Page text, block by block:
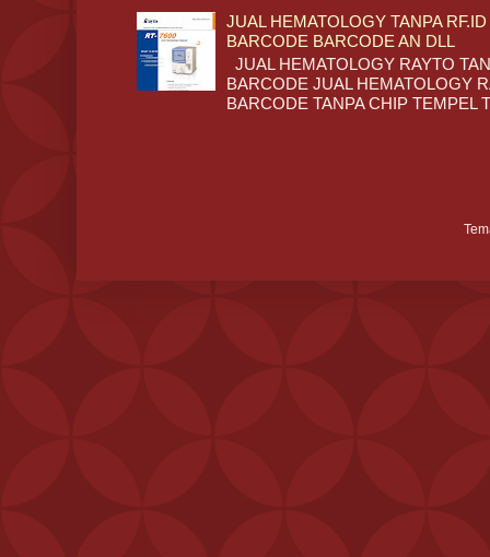
JUAL HEMATOLOGY TANPA
BARCODE BARCODE AN DLL
JUAL HEMATOLOGY RAYTO
BARCODE JUAL HEMATOLOGY
BARCODE TANPA CHIP TEMPEL